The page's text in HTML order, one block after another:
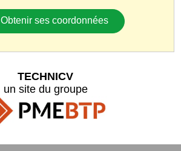
Obtenir ses coordonnées
TECHNICV
un site du groupe